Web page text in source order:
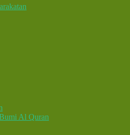
Al Quran